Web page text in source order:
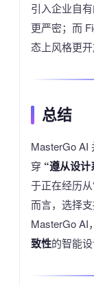
引入企业自
更严密；而
态上风格更开
总结
MasterGo AI
穿 “遵从设
于正在经历
而言，选择
MasterGo AI
致性的智能设